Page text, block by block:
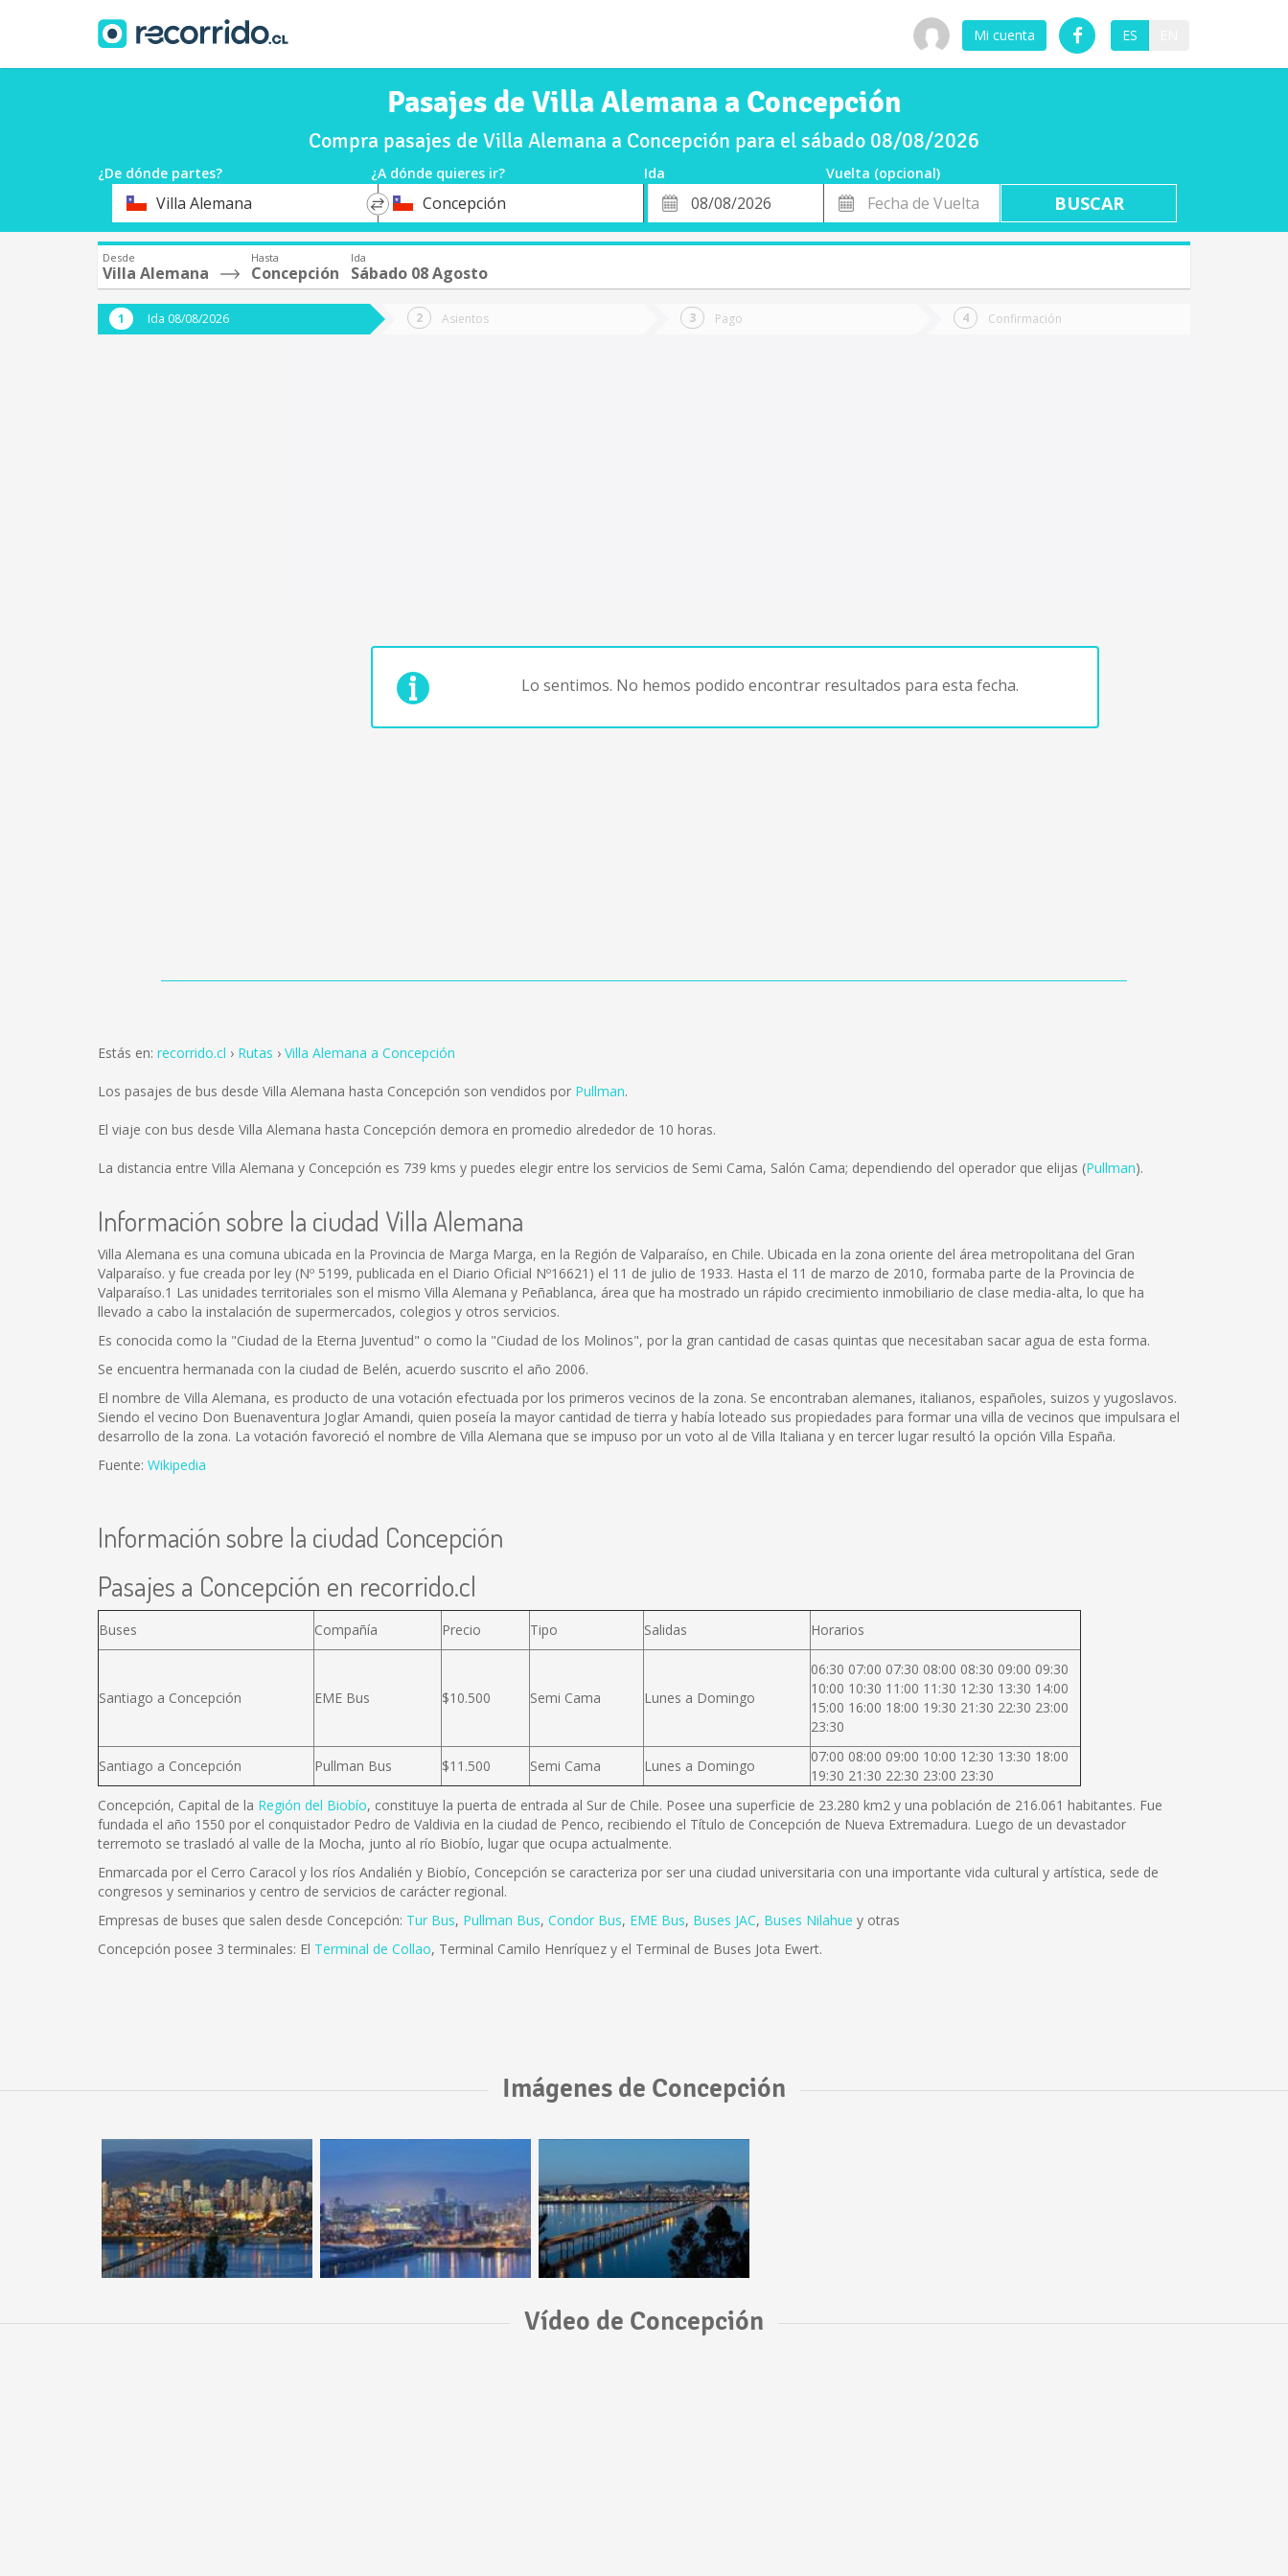
Mi cuenta ES
Pasajes de Villa Alemana a Concepción
Compra pasajes de Villa Alemana a Concepción para el sábado 08/08/2026
¿De dónde partes? ¿A dónde quieres ir? Ida
Vuelta (opcional)
Origen Villa Alemana
*
DestinoConcepción
Fecha
de
Fecha
de
Vuelta
Desde
Villa Alemana
Hasta
Concepción
Ida
Sábado 08 Agosto
Ida 08/08/2026 Asientos Pago Confirmación
Lo sentimos. No hemos podido encontrar resultados para esta fecha.
Estás en: recorrido.cl Rutas Villa Alemana a Concepción
Los pasajes de bus desde Villa Alemana hasta Concepción son vendidos por Pullman.
El viaje con bus desde Villa Alemana hasta Concepción demora en promedio alrededor de 10 horas.
La distancia entre Villa Alemana y Concepción es 739 kms y puedes elegir entre los servicios de Semi Cama, Salón Cama; dependiendo del operador que elijas (Pullman).
Información sobre la ciudad Villa Alemana
Villa Alemana es una comuna ubicada en la Provincia de Marga Marga, en la Región de Valparaíso, en Chile. Ubicada en la zona oriente del área metropolitana del Gran
Valparaíso. y fue creada por ley (Nº 5199, publicada en el Diario Oficial Nº16621) el 11 de julio de 1933. Hasta el 11 de marzo de 2010, formaba parte de la Provincia de
Valparaíso.1 Las unidades territoriales son el mismo Villa Alemana y Peñablanca, área que ha mostrado un rápido crecimiento inmobiliario de clase media-alta, lo que ha
llevado a cabo la instalación de supermercados, colegios y otros servicios.
Es conocida como la "Ciudad de la Eterna Juventud" o como la "Ciudad de los Molinos", por la gran cantidad de casas quintas que necesitaban sacar agua de esta forma.
Se encuentra hermanada con la ciudad de Belén, acuerdo suscrito el año 2006.
El nombre de Villa Alemana, es producto de una votación efectuada por los primeros vecinos de la zona. Se encontraban alemanes, italianos, españoles, suizos y yugoslavos.
Siendo el vecino Don Buenaventura Joglar Amandi, quien poseía la mayor cantidad de tierra y había loteado sus propiedades para formar una villa de vecinos que impulsara el
desarrollo de la zona. La votación favoreció el nombre de Villa Alemana que se impuso por un voto al de Villa Italiana y en tercer lugar resultó la opción Villa España.
Fuente: Wikipedia
Información sobre la ciudad Concepción
Pasajes a Concepción en recorrido.cl
Buses Compañía Precio Tipo Salidas Horarios
Santiago a Concepción EME Bus $10.500 Semi Cama Lunes a Domingo
06:30 07:00 07:30 08:00 08:30 09:00 09:30
10:00 10:30 11:00 11:30 12:30 13:30 14:00
15:00 16:00 18:00 19:30 21:30 22:30 23:00
23:30
Santiago a Concepción Pullman Bus $11.500 Semi Cama Lunes a Domingo
07:00 08:00 09:00 10:00 12:30 13:30 18:00
19:30 21:30 22:30 23:00 23:30
Concepción, Capital de la Región del Biobío, constituye la puerta de entrada al Sur de Chile. Posee una superficie de 23.280 km2 y una población de 216.061 habitantes. Fue
fundada el año 1550 por el conquistador Pedro de Valdivia en la ciudad de Penco, recibiendo el Título de Concepción de Nueva Extremadura. Luego de un devastador
terremoto se trasladó al valle de la Mocha, junto al río Biobío, lugar que ocupa actualmente.
Enmarcada por el Cerro Caracol y los ríos Andalién y Biobío, Concepción se caracteriza por ser una ciudad universitaria con una importante vida cultural y artística, sede de
congresos y seminarios y centro de servicios de carácter regional.
Empresas de buses que salen desde Concepción: Tur Bus, Pullman Bus, Condor Bus, EME Bus, Buses JAC, Buses Nilahue y otras
Concepción posee 3 terminales: El Terminal de Collao, Terminal Camilo Henríquez y el Terminal de Buses Jota Ewert.
Imágenes de Concepción
Vídeo de Concepción